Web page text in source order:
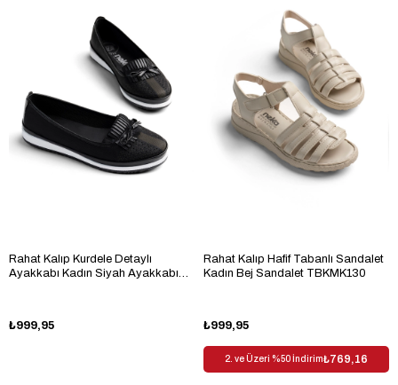
Rahat Kalıp Kurdele Detaylı
Ayakkabı Kadın Siyah Ayakkabı
₺999,95
Rahat Kalıp Hafif Tabanlı Sandalet
Kadın Bej Sandalet TBKMK130
₺999,95
2. ve Üzeri %50 İndirim₺769,16